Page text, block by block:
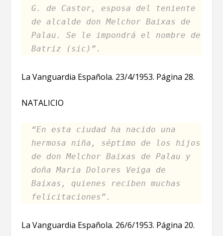
G. de Castor, esposa del teniente
de alcalde don Melchor Baixas de
Palau. Se le impondrá el nombre de
Batriz (sic)”.
La Vanguardia Española. 23/4/1953. Página 28.
NATALICIO
“En esta ciudad ha nacido una
hermosa niña, séptimo de los hijos
de don Melchor Baixas de Palau y
doña Maria Dolores Veiga de
Baixas, quienes reciben muchas
felicitaciones”.
La Vanguardia Española. 26/6/1953. Página 20.